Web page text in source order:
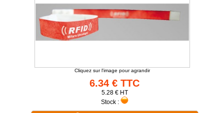
Cliquez sur l'image pour agrandir
6.34 € TTC
5.28 € HT
Stock :